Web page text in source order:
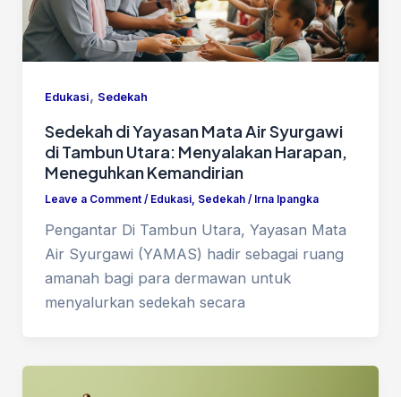
Edukasi, Sedekah
Sedekah di Yayasan Mata Air Syurgawi
di Tambun Utara: Menyalakan Harapan,
Meneguhkan Kemandirian
Leave a Comment / Edukasi, Sedekah/ Irna Ipangka
Pengantar Di Tambun Utara, Yayasan Mata
Air Syurgawi (YAMAS) hadir sebagai ruang
amanah bagi para dermawan untuk
menyalurkan sedekah secara